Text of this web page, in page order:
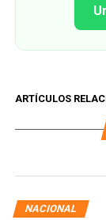
ARTÍCULOS
NACIONAL